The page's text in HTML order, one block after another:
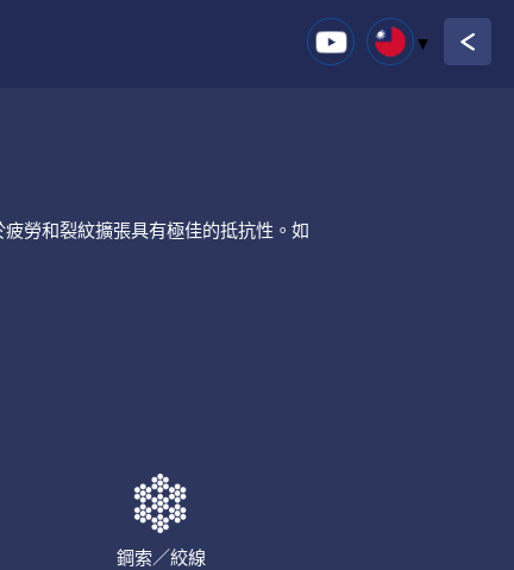
勞和裂紋擴張具有極佳的抵抗性。如
鋼索／絞線